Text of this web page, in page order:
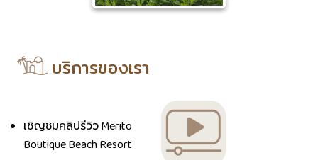
บริการของเรา
เชิญชมคลิปรีวิว Merito
Boutique Beach Resort